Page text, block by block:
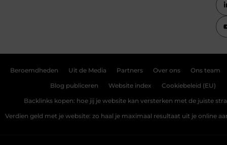
Beroemdheden Uit de Media Partners Over ons Ons team
Blog publiceren Website index Cookiebeleid (EU)
Backlinks kopen: hoe jij je website kan versterken met de juiste
Verdien geld met je website: zo haal je maximaal resultaat uit je online